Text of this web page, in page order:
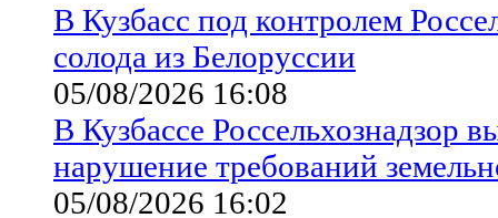
В Кузбасс под контролем
солода из Белоруссии
05/08/2026 16:08
В Кузбассе Россельхознадзор
нарушение требований
05/08/2026 16:02